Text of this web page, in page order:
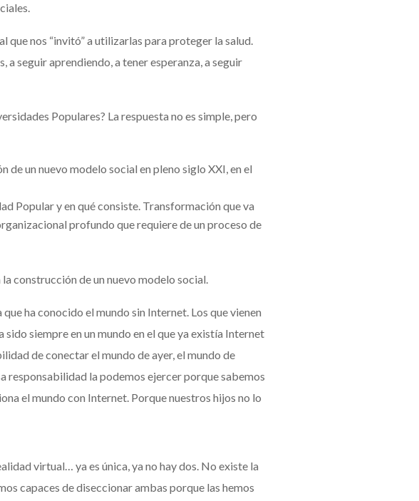
nos “invitó” a utilizarlas para proteger la salud.
seguir aprendiendo, a tener esperanza, a seguir
Populares? La respuesta no es simple, pero
un nuevo modelo social en pleno siglo XXI, en el
Popular y en qué consiste. Transformación que va
profundo que requiere de un proceso de
construcción de un nuevo modelo social.
ha conocido el mundo sin Internet. Los que vienen
siempre en un mundo en el que ya existía Internet
de conectar el mundo de ayer, el mundo de
responsabilidad la podemos ejercer porque sabemos
el mundo con Internet. Porque nuestros hijos no lo
virtual… ya es única, ya no hay dos. No existe la
capaces de diseccionar ambas porque las hemos